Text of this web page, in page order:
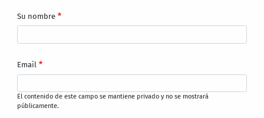
Su nombre
Email
El contenido de este campo se mantiene privado y no se mostrará
públicamente.